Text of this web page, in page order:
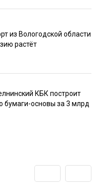
из Вологодской области
растёт
КБК построит
бумаги-основы за 3 млрд